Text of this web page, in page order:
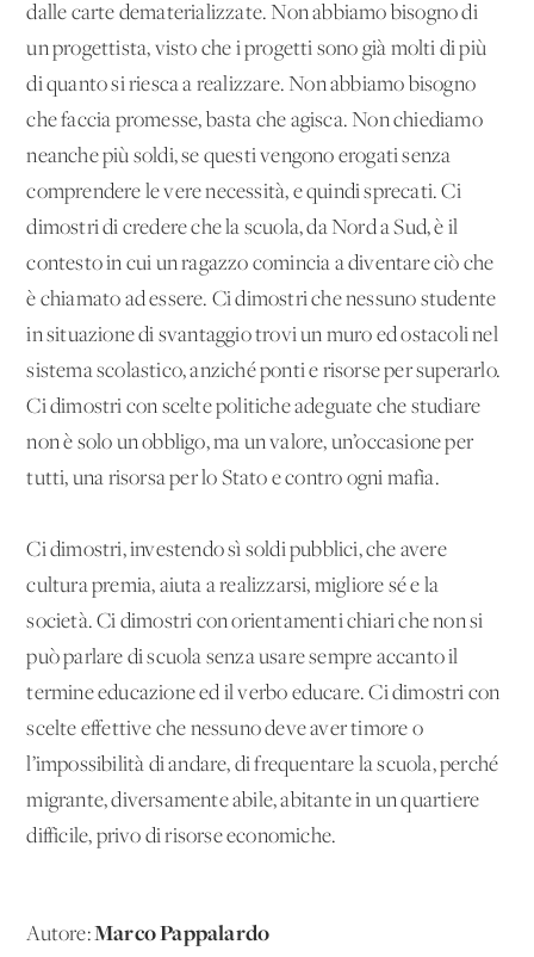
dalle carte dematerializzate. Non abbiamo bisogno di
un progettista, visto che i progetti sono già molti di più
di quanto si riesca a realizzare. Non abbiamo bisogno
che faccia promesse, basta che agisca. Non chiediamo
neanche più soldi, se questi vengono erogati senza
comprendere le vere necessità, e quindi sprecati. Ci
dimostri di credere che la scuola, da Nord a Sud, è il
contesto in cui un ragazzo comincia a diventare ciò che
è chiamato ad essere. Ci dimostri che nessuno studente
in situazione di svantaggio trovi un muro ed ostacoli nel
sistema scolastico, anziché ponti e risorse per superarlo.
Ci dimostri con scelte politiche adeguate che studiare
non è solo un obbligo, ma un valore, un’occasione per
tutti, una risorsa per lo Stato e contro ogni mafia.
Ci dimostri, investendo sì soldi pubblici, che avere
cultura premia, aiuta a realizzarsi, migliore sé e la
società. Ci dimostri con orientamenti chiari che non si
può parlare di scuola senza usare sempre accanto il
termine educazione ed il verbo educare. Ci dimostri con
scelte effettive che nessuno deve aver timore o
l’impossibilità di andare, di frequentare la scuola, perché
migrante, diversamente abile, abitante in un quartiere
difficile, privo di risorse economiche.
Autore:Marco Pappalardo